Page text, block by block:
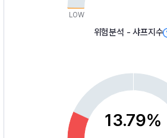
LOW
위험분석 - 샤프지수
13.79%